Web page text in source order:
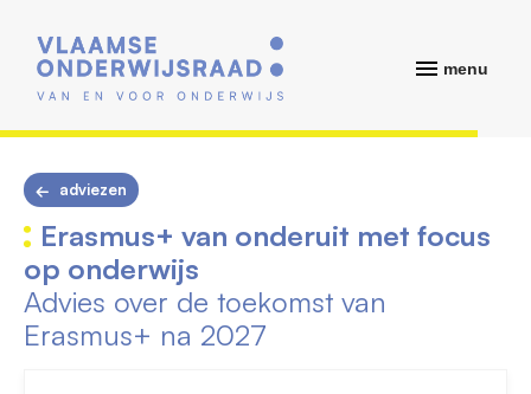
menu
adviezen
Erasmus+ van onderuit met focus
op onderwijs
Advies over de toekomst van
Erasmus+ na 2027